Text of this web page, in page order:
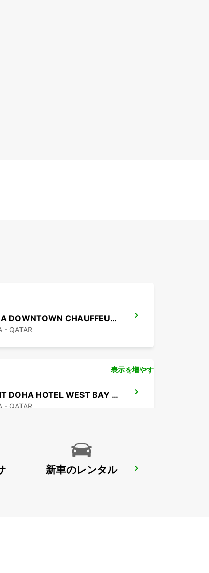
DOHA DOWNTOWN CHAUFFEUR DRIVE
- QATAR
DUSIT DOHA HOTEL WEST BAY CHAUF DRV
- QATAR
DOHA AIRPORT CHAUFFEUR DRIVE
表示を増やす
新車のレンタル